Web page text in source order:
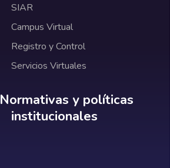
SIAR
Campus Virtual
Registro y Control
Servicios Virtuales
Normativas y políticas
Normativas y políticas
institucionales